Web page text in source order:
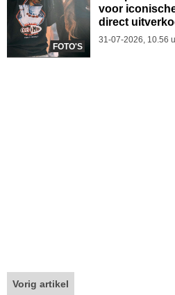
FOTO'S
voor
direct
31-07-2026, 10.56
Vorig artikel